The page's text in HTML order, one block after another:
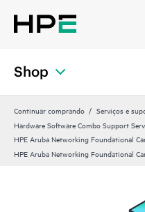
Shop
Continuar comprando Serviços e
Hardware Software Combo Support
HPE Aruba Networking Foundational
HPE Aruba Networking Foundational